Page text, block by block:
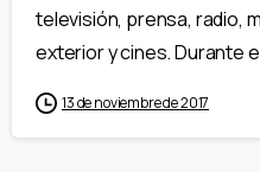
televisión, prensa, radio,
exterior y cines. Durante
13 de noviembre de 2017